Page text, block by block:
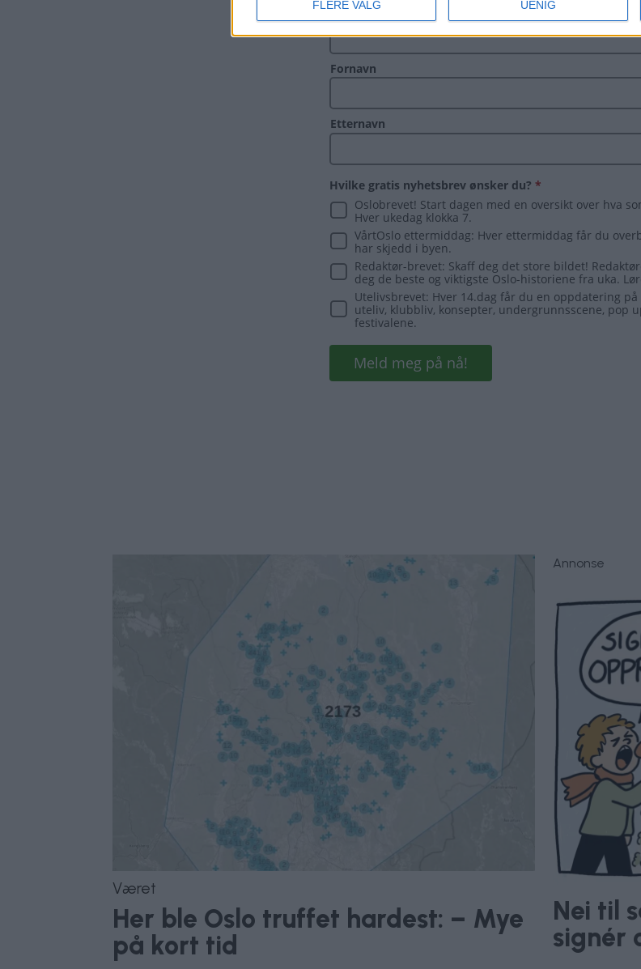
FLERE VALG UENIG
Været
Her ble Oslo truffet hardest: – Mye
på kort tid
Annonse
Nei til
signér